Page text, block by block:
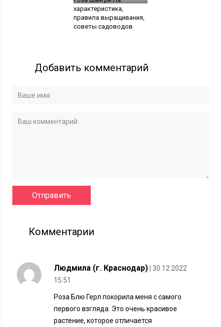
характеристика,
правила выращивания,
советы садоводов
Добавить комментарий
Комментарии
Людмила (г. Краснодар)
| 30.12.2022
15:51
Роза Блю Герл покорила меня с самого
первого взгляда. Это очень красивое
растение, которое отличается